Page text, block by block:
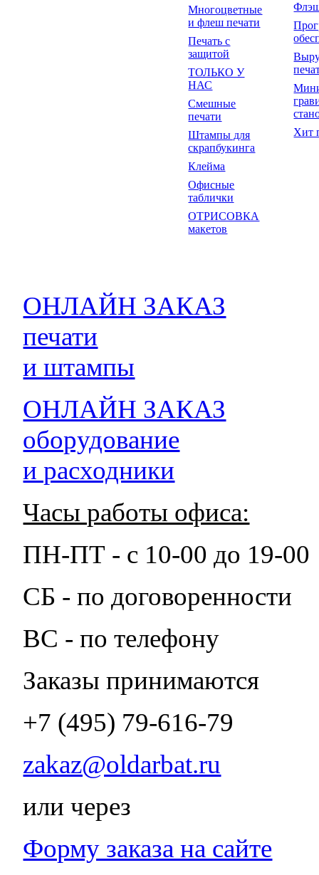
Многоцветные
и флеш печати
Печать с
защитой
ТОЛЬКО У
НАС
Смешные
печати
Штампы для
скрапбукинга
Клейма
Офисные
таблички
ОТРИСОВКА
макетов
Хит
ОНЛАЙН ЗАКАЗ
печати
и штампы
ОНЛАЙН ЗАКАЗ
оборудование
и расходники
Часы работы офиса:
ПН-ПТ - с 10-00 до 19-00
СБ - по договоренности
ВС - по телефону
Заказы принимаются
+7 (495) 79-616-79
zakaz@oldarbat.ru
или через
Форму заказа на сайте